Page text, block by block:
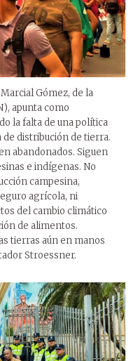
Marcial Gómez, de la
apunta como
la falta de una política
distribución de tierra.
abandonados. Siguen
e indígenas. No
campesina,
agrícola, ni
del cambio climático
de alimentos.
tierras aún en manos
Stroessner.